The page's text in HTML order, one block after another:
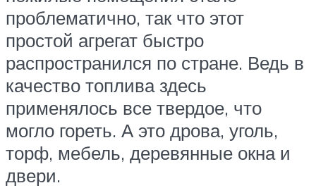
проблематично, так что этот
простой агрегат быстро
распространился по стране. Ведь в
качество топлива здесь
применялось все твердое, что
могло гореть. А это дрова, уголь,
торф, мебель, деревянные окна и
двери.